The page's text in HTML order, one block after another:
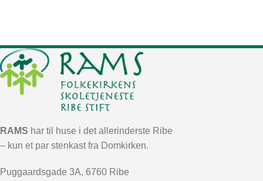
RAMS har til huse i det allerinderste Ribe
– kun et par stenkast fra Domkirken.
Puggaardsgade 3A, 6760 Ribe